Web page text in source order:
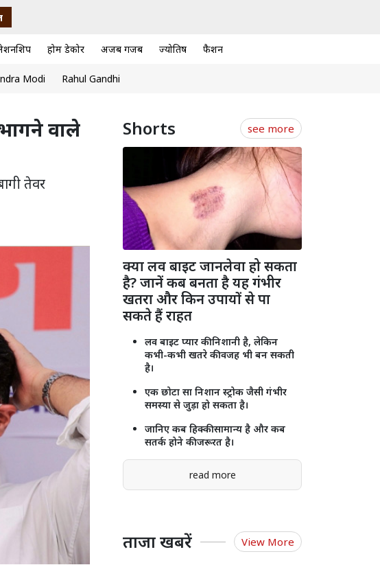
होम डेकोर अजब गजब ज्योतिष फैशन
Modi Rahul Gandhi
वाले
तेवर
Shorts see more
क्या लव बाइट जानलेवा हो सकता
है? जानें कब बनता है यह गंभीर
खतरा और किन उपायों से पा
सकते हैं राहत
लव बाइट प्यार की निशानी है, लेकिन
कभी-कभी खतरे की वजह भी बन सकती
है।
एक छोटा सा निशान स्ट्रोक जैसी गंभीर
समस्या से जुड़ा हो सकता है।
जानिए कब हिक्की सामान्य है और कब
सतर्क होने की जरूरत है।
read more
ताजा खबरें View More